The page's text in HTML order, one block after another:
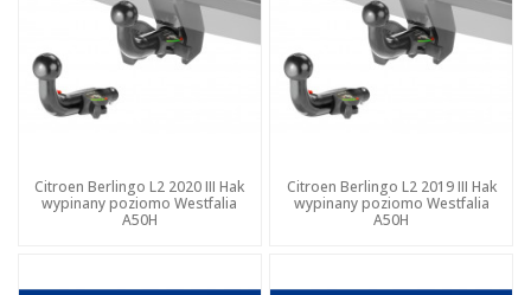
Citroen Berlingo L2 2020 III Hak
wypinany poziomo Westfalia
A50H
Citroen Berlingo L2 2019 III Hak
wypinany poziomo Westfalia
A50H